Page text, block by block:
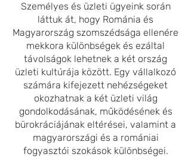
Személyes és üzleti ügyeink során
láttuk át, hogy Románia és
Magyarország szomszédsága ellenére
mekkora különbségek és ezáltal
távolságok lehetnek a két ország
üzleti kultúrája között. Egy vállalkozó
számára kifejezett nehézségeket
okozhatnak a két üzleti világ
gondolkodásának, működésének és
bürokráciájának eltérései, valamint a
magyarországi és a romániai
fogyasztói szokások különbségei.